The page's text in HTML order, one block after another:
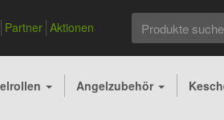
Partner Aktionen
nach:
Angelzubehör